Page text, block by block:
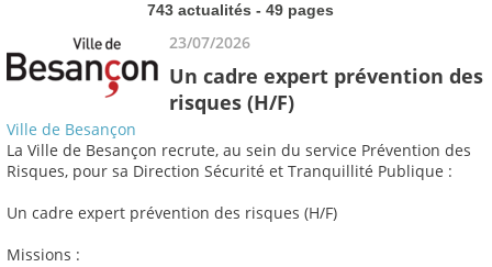
743 actualités - 49 pages
23/07/2026
Un cadre expert prévention des
risques (H/F)
Ville de Besançon
La Ville de Besançon recrute, au sein du service Prévention des
Risques, pour sa Direction Sécurité et Tranquillité Publique :
Un cadre expert prévention des risques (H/F)
Missions :